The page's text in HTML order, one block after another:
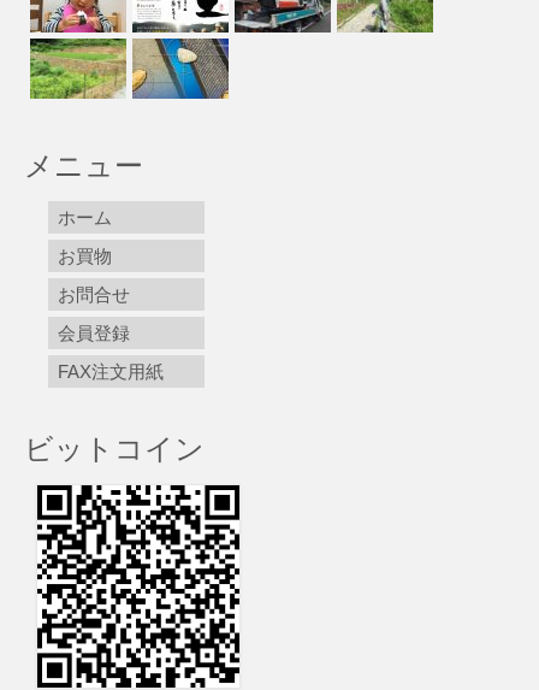
メニュー
ホーム
お買物
お問合せ
会員登録
FAX注文用紙
ビットコイン